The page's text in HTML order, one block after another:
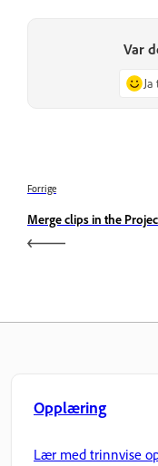
Var
Forrige
Merge clips in the
Opplæring
Lær med trinnvise